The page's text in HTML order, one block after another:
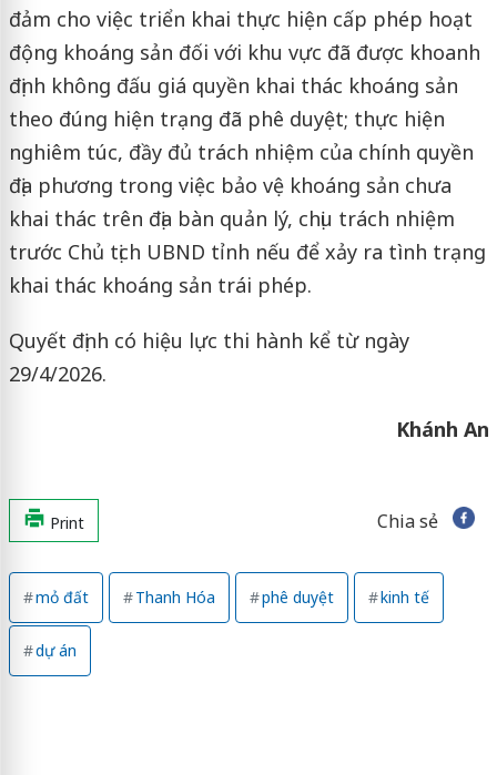
đảm cho việc triển khai thực hiện cấp phép hoạt
động khoáng sản đối với khu vực đã được khoanh
định không đấu giá quyền khai thác khoáng sản
theo đúng hiện trạng đã phê duyệt; thực hiện
nghiêm túc, đầy đủ trách nhiệm của chính quyền
địa phương trong việc bảo vệ khoáng sản chưa
khai thác trên địa bàn quản lý, chịu trách nhiệm
trước Chủ tịch UBND tỉnh nếu để xảy ra tình trạng
khai thác khoáng sản trái phép.
Quyết định có hiệu lực thi hành kể từ ngày
29/4/2026.
Khánh An
Print Chia sẻ
mỏ đất Thanh Hóa phê duyệt kinh tế
dự án